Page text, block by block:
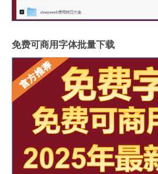
免费可商用字体批量下载